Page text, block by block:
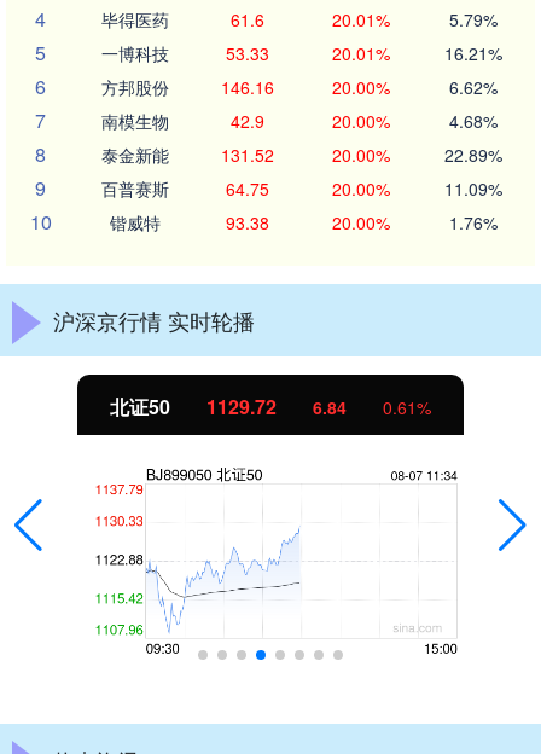
4 毕得医药 61.6 20.01% 5.79%
5 一博科技 53.33 20.01% 16.21%
6 方邦股份 146.16 20.00% 6.62%
7 南模生物 42.9 20.00% 4.68%
8 泰金新能 131.52 20.00% 22.89%
9 百普赛斯 64.75 20.00% 11.09%
10 锴威特 93.38 20.00% 1.76%
沪深京行情 实时轮播
北证50 1129.72 6.84 0.61%